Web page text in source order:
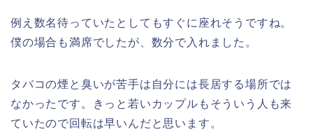
例え数名待っていたとしてもすぐに座れそうですね。
僕の場合も満席でしたが、数分で入れました。
タバコの煙と臭いが苦手は自分には長居する場所では
なかったです。きっと若いカップルもそういう人も来
ていたので回転は早いんだと思います。